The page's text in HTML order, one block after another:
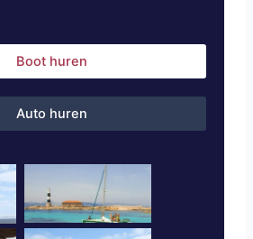
Boot huren
Auto huren